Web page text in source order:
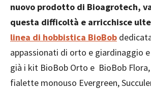
nuovo prodotto di Bioagrotech,
questa difficoltà e arricchisce
linea di hobbistica BioBob
appassionati di orto e giardinaggio
già i kit BioBob Orto e BioBob
fialette monouso Evergreen,